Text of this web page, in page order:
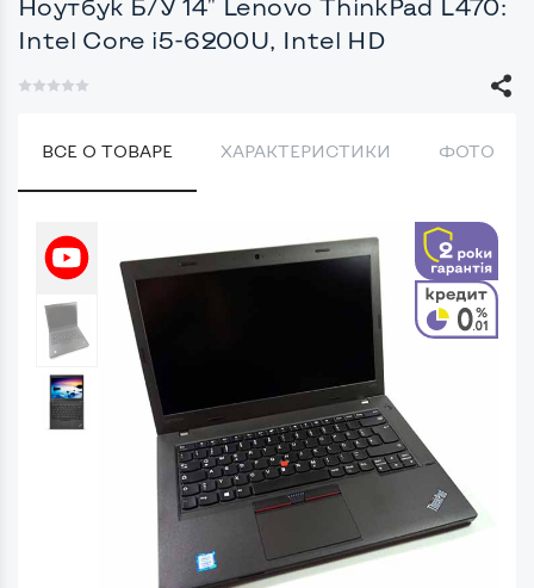
Intel Core i5-6200U, Intel HD
ВСЕ О ТОВАРЕ ХАРАКТЕРИСТИКИ ФОТО